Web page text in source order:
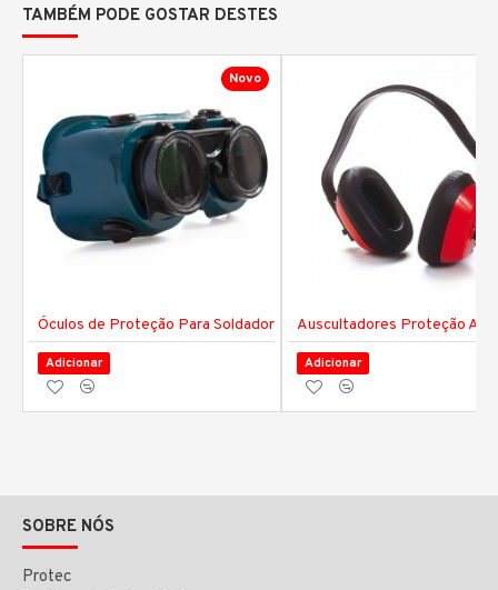
TAMBÉM PODE GOSTAR DESTES
Novo
Óculos de Proteção Para Soldador
Adicionar
Auscultadores Proteção
Adicionar
SOBRE NÓS
Protec